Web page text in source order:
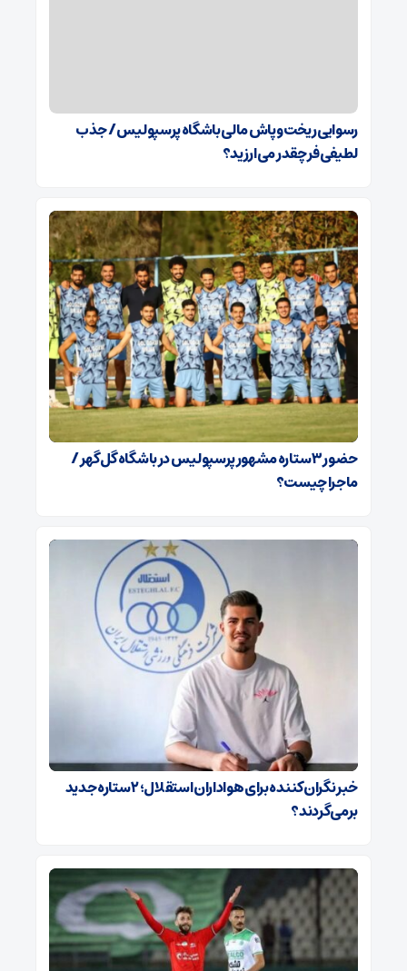
رسوایی ریخت‌وپاش مالی باشگاه پرسپولیس/ جذب
لطیفی‌فر چقدر می‌ارزید؟
حضور ۳ ستاره مشهور پرسپولیس در باشگاه گل‌گهر /
ماجرا چیست؟
خبر نگران‌کننده برای هواداران استقلال؛ ۲ ستاره جدید
برمی‌گردند؟